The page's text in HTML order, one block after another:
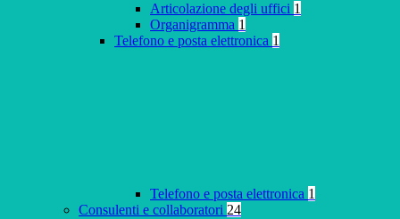
Articolazione degli uffici 1
Organigramma 1
Telefono e posta elettronica 1
Telefono e posta elettronica 1
Consulenti e collaboratori 24